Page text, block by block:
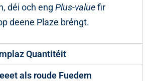
déi och eng Plus-valuefir
deene Plaze bréngt.
Quantitéit
als roude Fuedem